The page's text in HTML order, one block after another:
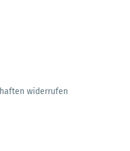
widerrufen